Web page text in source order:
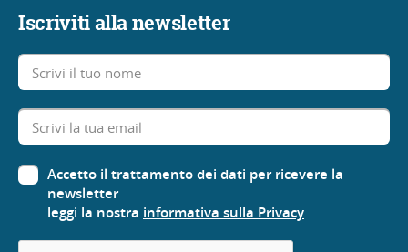
Iscriviti alla newsletter
Accetto il trattamento dei dati per ricevere la
newsletter
leggi la nostra informativa sulla Privacy